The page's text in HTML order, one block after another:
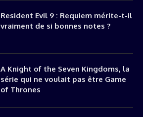
Resident Evil 9 : Requiem mérite-t-il
vraiment de si bonnes notes ?
A Knight of the Seven Kingdoms, la
série qui ne voulait pas être Game
of Thrones